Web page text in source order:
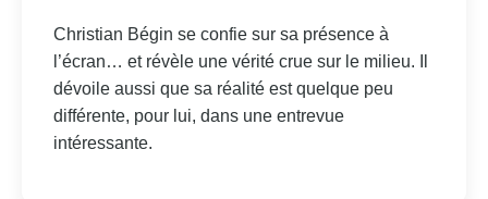
Christian Bégin se confie sur sa présence à
l’écran… et révèle une vérité crue sur le milieu. Il
dévoile aussi que sa réalité est quelque peu
différente, pour lui, dans une entrevue
intéressante.